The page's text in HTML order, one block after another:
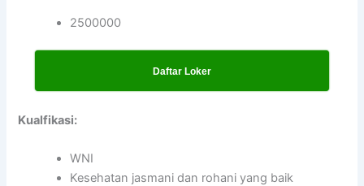
2500000
Daftar Loker
Kualfikasi:
WNI
Kesehatan jasmani dan rohani yang baik